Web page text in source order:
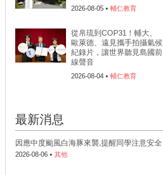
2026-08-05 • 輔仁教育
從帛琉到COP31！輔大、
歐萊德、遠見攜手拍攝氣候
紀錄片，讓世界聽見島國前
線聲音
2026-08-04 • 輔仁教育
最新消息
因應中度颱風白海豚來襲,提醒同學注意安全
2026-08-06 • 其他